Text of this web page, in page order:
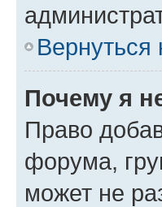
Вернуться
Почему я
Право
форума,
может не